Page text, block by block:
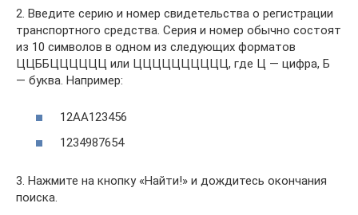
2. Введите серию и номер свидетельства о регистрации
транспортного средства. Серия и номер обычно состоят
из 10 символов в одном из следующих форматов
ЦЦББЦЦЦЦЦЦ или ЦЦЦЦЦЦЦЦЦЦ, где Ц — цифра, Б
— буква. Например:
12АА123456
1234987654
3. Нажмите на кнопку «Найти!» и дождитесь окончания
поиска.